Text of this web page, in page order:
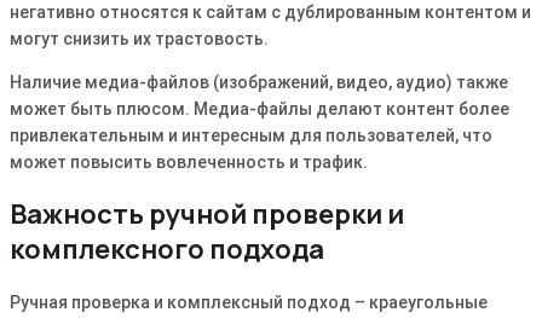
негативно относятся к сайтам с дублированным контентом и
могут снизить их трастовость․
Наличие медиа-файлов (изображений, видео, аудио) также
может быть плюсом․ Медиа-файлы делают контент более
привлекательным и интересным для пользователей, что
может повысить вовлеченность и трафик․
Важность ручной проверки и
комплексного подхода
Ручная проверка и комплексный подход – краеугольные